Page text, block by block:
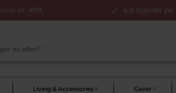
kr. 499,- 4,8 stjerner
Living & Accessories Gaver